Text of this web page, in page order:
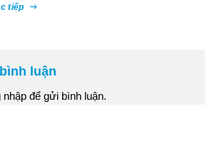
tiếp
luận
nhậpđể gửi bình luận.